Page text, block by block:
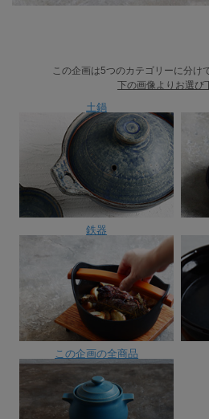
この企画は5つのカテゴリーに分け
下の画像よりお選び
土鍋
鉄器
この企画の全商品